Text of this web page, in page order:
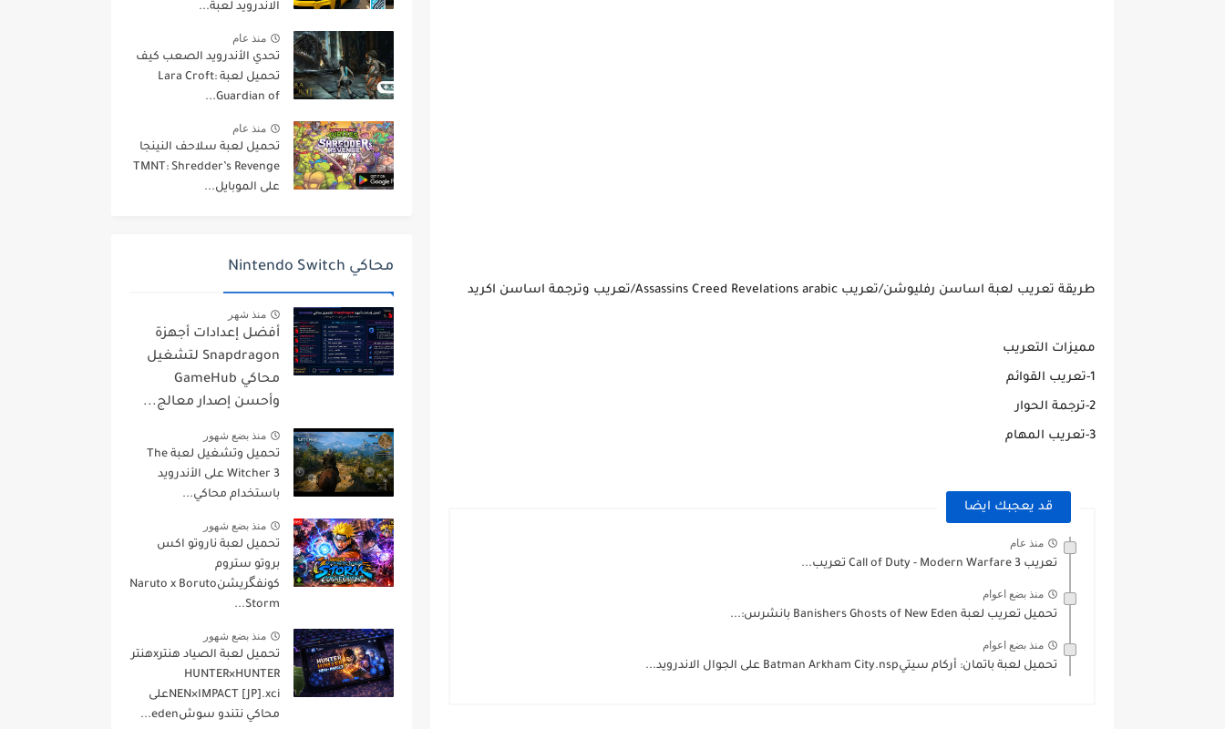
طريقة تعريب لعبة اساسن رفليوشن/تعريب Assassins Creed Revelations arabic/تعريب وترجمة اساسن اكريد
مميزات التعريب
1-تعريب القوائم
2-ترجمة الحوار
3-تعريب المهام
قد يعجبك ايضا
منذ عام
تعريب Call of Duty - Modern Warfare 3 تعريب...
منذ بضع اعوام
تحميل تعريب لعبة Banishers Ghosts of New Eden بانشرس:...
منذ بضع اعوام
تحميل لعبة باتمان: أركام سيتيBatman Arkham City.nsp على الجوال الاندرويد...
الاندرويد لعبة...
منذ عام
تحدي الأندرويد الصعب كيف
تحميل لعبة Lara Croft:
Guardian of...
منذ عام
تحميل لعبة سلاحف النينجا
TMNT: Shredder’s Revenge
على الموبايل...
محاكي Nintendo Switch
منذ شهر
أفضل إعدادات أجهزة
Snapdragon لتشغيل
محاكي GameHub
وأحسن إصدار معالج...
منذ بضع شهور
تحميل وتشغيل لعبة The
Witcher 3 على الأندرويد
باستخدام محاكي...
منذ بضع شهور
تحميل لعبة ناروتو اكس
بروتو ستروم
كونفگريشنNaruto x Boruto
Storm...
منذ بضع شهور
تحميل لعبة الصياد هنترxهنتر
HUNTER×HUNTER
NEN×IMPACT [JP].xciعلى
محاكي نتندو سوشeden...